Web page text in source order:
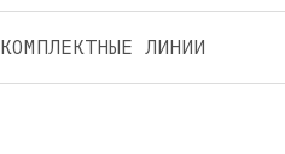
КОМПЛЕКТНЫЕ ЛИНИИ